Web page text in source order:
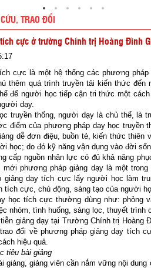
TRAO ĐỔI
cực ở trường Chính trị Hoàng Đình
cực là một hệ thống các phương
thêm quá trình truyền tải kiến thức
để người học tiếp cận tri thức một
dạy.
truyền thống, người dạy là chủ thể, là
điểm của phương pháp dạy học truyền
dễ đơn điệu, buồn tẻ, kiến thức thiên
học; do đó kỹ năng vận dụng vào đời
cấp nguồn nhân lực có đủ khả năng
phương pháp giảng dạy là một
giảng dạy tích cực lấy người học làm
tích cực, chủ động, sáng tạo của người
học tích cực thường dùng như: phỏng
nhóm, tình huống, sàng lọc, thuyết trình
giảng dạy tại Trường Chính trị Hoàng
đổi về phương pháp giảng dạy tích
hiệu quả.
tiêu bài giảng
giảng, giảng viên cần nắm vững nội dung